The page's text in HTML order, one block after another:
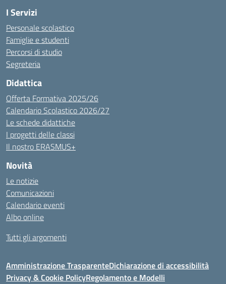
I Servizi
Personale scolastico
Famiglie e studenti
Percorsi di studio
Segreteria
Didattica
Offerta Formativa 2025/26
Calendario Scolastico 2026/27
Le schede didattiche
I progetti delle classi
Il nostro ERASMUS+
Novità
Le notizie
Comunicazioni
Calendario eventi
Albo online
Tutti gli argomenti
Amministrazione TrasparenteDichiarazione di accessibilità
Privacy & Cookie PolicyRegolamento e Modelli